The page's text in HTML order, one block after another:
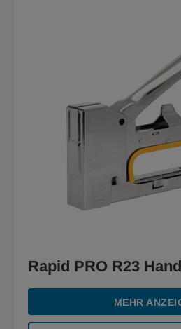
Rapid PRO R23
MEHR